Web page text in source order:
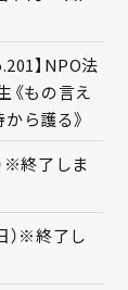
】NPO法
《もの言え
ら護る》
※終了しま
）※終了し